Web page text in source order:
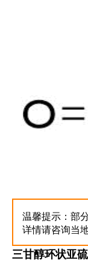
温馨提示：部
详情请咨询当
三甘醇环状亚